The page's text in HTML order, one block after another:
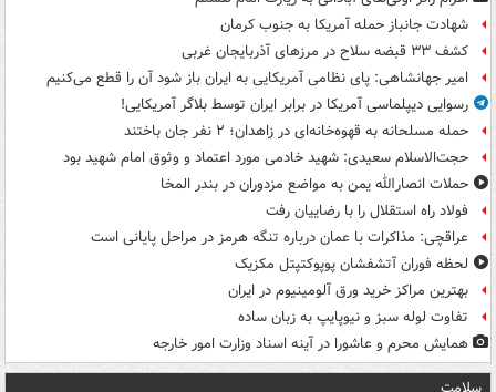
شهادت جانباز حمله آمریکا به جنوب کرمان
کشف ۳۳ قبضه سلاح در مرزهای آذربایجان غربی
امیر جهانشاهی: پای نظامی آمریکایی به ایران باز شود آن را قطع می‌کنیم
رسوایی دیپلماسی آمریکا در برابر ایران توسط بلاگر آمریکایی!
حمله مسلحانه به قهوه‌خانه‌ای در زاهدان؛ ۲ نفر جان باختند
حجت‌الاسلام سعیدی: شهید خادمی مورد اعتماد و وثوق امام شهید بود
حملات انصارالله یمن به مواضع مزدوران در بندر المخا
فولاد راه استقلال را با رضاییان رفت
عراقچی: مذاکرات با عمان درباره تنگه هرمز در مراحل پایانی است
لحظه فوران آتشفشان پوپوکتپتل مکزیک
بهترین مراکز خرید ورق آلومینیوم در ایران
تفاوت لوله سبز و نیوپایپ به زبان ساده
همایش محرم و عاشورا در آینه اسناد وزارت امور خارجه